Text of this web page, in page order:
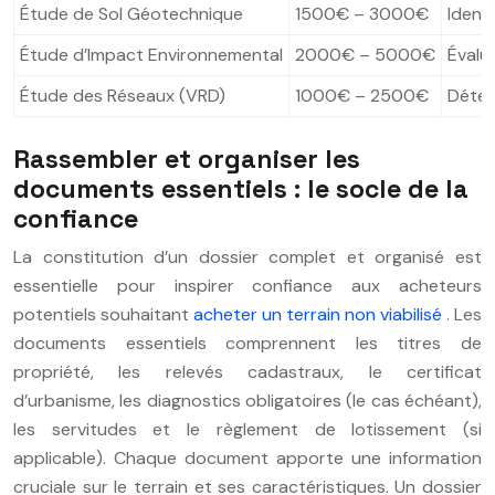
Étude de Sol Géotechnique
1500€ – 3000€
Étude d’Impact Environnemental 2000€ – 5000€
Étude des Réseaux (VRD)
1000€ – 2500€
Rassembler et organiser les
documents essentiels : le socle de la
confiance
La constitution d’un dossier complet et organisé est
essentielle pour inspirer confiance aux acheteurs
potentiels souhaitant acheter un terrain non viabilisé . Les
documents essentiels comprennent les titres de
propriété, les relevés cadastraux, le certificat
d’urbanisme, les diagnostics obligatoires (le cas échéant),
les servitudes et le règlement de lotissement (si
applicable). Chaque document apporte une information
cruciale sur le terrain et ses caractéristiques. Un dossier